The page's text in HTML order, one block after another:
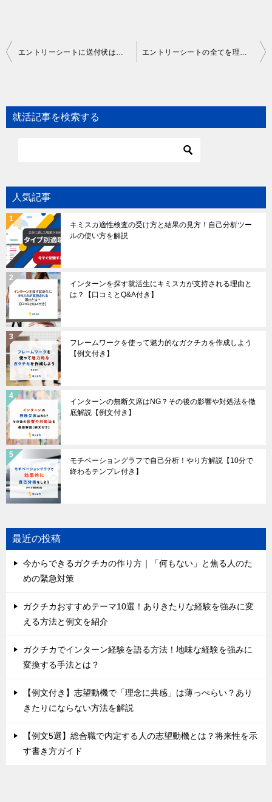
Post
就活記事を検索する
人気記事
キミスカ適性検査の受け方と結果の見方！自己分析ツー
ルの使い方を解説
インターンを探す就活生にキミスカが支持される理由と
は？【口コミとQ&A付き】
フレームワークを使って魅力的なガクチカを作成しよう
【例文付き】
インターンの無断欠席はNG？その後の影響や対処法を徹
底解説【例文付き】
モチベーショングラフで自己分析！やり方解説【10分で
終わるテンプレ付き】
最近の投稿
今からできるガクチカの作り方｜「何もない」と焦る人のた
めの緊急対策
ガクチカおすすめテーマ10選！ありきたりな経験を強みに変
える方法と例文を紹介
ガクチカでインターン経験を語る方法！地味な経験を強みに
変換する手法とは？
【例文付き】志望動機で「理念に共感」は薄っぺらい？あり
きたりにならない方法を解説
【例文5選】総合職で内定する人の志望動機とは？将来性を示
す書き方ガイド